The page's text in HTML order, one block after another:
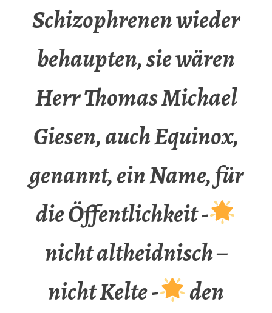
Schizophrenen wieder
behaupten, sie wären
Herr Thomas Michael
Giesen, auch Equinox,
genannt, ein Name, für
die Öffentlichkeit -
nicht altheidnisch –
nicht Kelte -
den